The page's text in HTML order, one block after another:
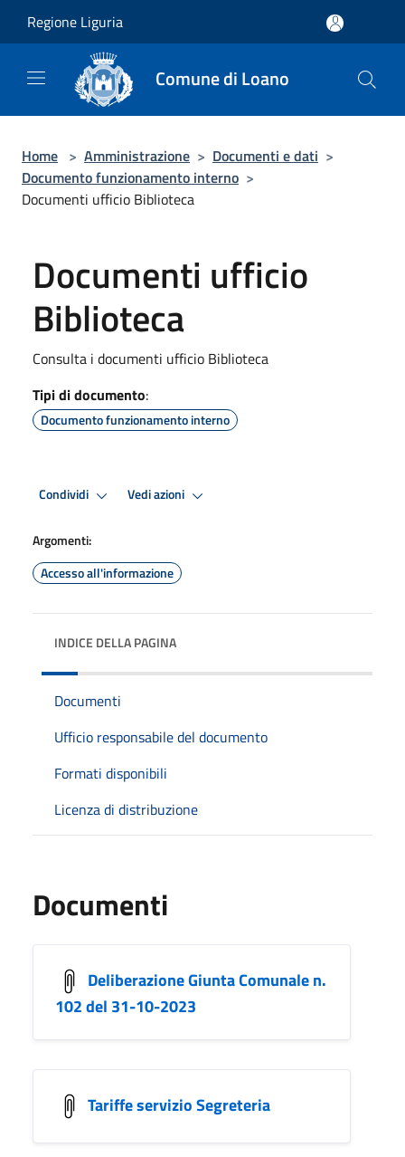
Regione Liguria
Comune di Loano
Home > Amministrazione > Documenti e dati >
Documento funzionamento interno >
Documenti ufficio Biblioteca
Documenti ufficio
Biblioteca
Consulta i documenti ufficio Biblioteca
Tipi di documento:
Documento funzionamento interno
Condividi Vedi azioni
Argomenti:
Accesso all'informazione
INDICE DELLA PAGINA
Documenti
Ufficio responsabile del documento
Formati disponibili
Licenza di distribuzione
Documenti
Deliberazione Giunta Comunale n.
102 del 31-10-2023
Tariffe servizio Segreteria